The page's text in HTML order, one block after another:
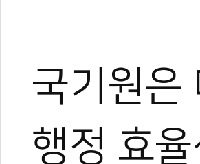
국기원은
행정 효
운동을
은 특별
대학
로 즐겼
그러다